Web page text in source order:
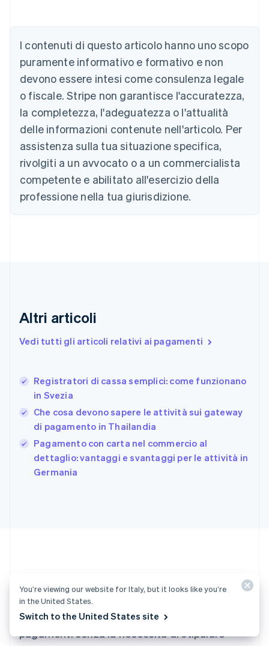
I contenuti di questo articolo hanno uno scopo
puramente informativo e formativo e non
devono essere intesi come consulenza legale
o fiscale. Stripe non garantisce l'accuratezza,
la completezza, l'adeguatezza o l'attualità
delle informazioni contenute nell'articolo. Per
assistenza sulla tua situazione specifica,
rivolgiti a un avvocato o a un commercialista
competente e abilitato all'esercizio della
professione nella tua giurisdizione.
Altri articoli
Vedi tutti gli articoli relativi ai pagamenti
Registratori di cassa semplici: come funzionano
in Svezia
Che cosa devono sapere le attività sui gateway
di pagamento in Thailandia
Pagamento con carta nel commercio al
dettaglio: vantaggi e svantaggi per le attività in
Germania
Tutto pronto per iniziare?
Crea un account e inizia ad accettare
pagamenti senza la necessità di stipulare
English
DeutschEnglish
Belgio
Nederlands Français English
Brasile
PortuguêsEnglish
Bulgaria
Canada
EnglishFrançais
Cina continentale
简体中文English
Cipro
Finlandia
Francia
DeutschEnglish
Giappone
日本語 English
English
Grecia
English
India
Lituania
English
Lussemburgo
Malaysia
You’re viewing our website for Italy, but it looks like you’re
in the United States.
Switch to the United States site